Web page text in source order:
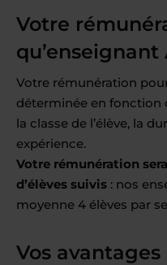
Votre
Votre rémunération
déterminée en fonction
la classe de l’élève, la
expérience.
Votre rémunération
d’élèves suivis : nos
moyenne 4 élèves par
Vos